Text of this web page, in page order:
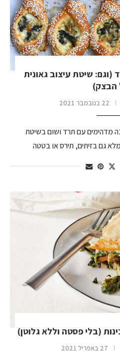
(וגם: שיטת עיצוב גאונית
הבצק)
22 בנובמבר 2021
מדהימים עם תרד ושום בשיטת
גם בזיתים, תירס או בטטה
(בלי פסטה וללא גלוטן)
27 באפריל 2021